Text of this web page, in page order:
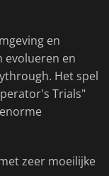
en
evolueren en
Het spel
Trials"
zeer moeilijke